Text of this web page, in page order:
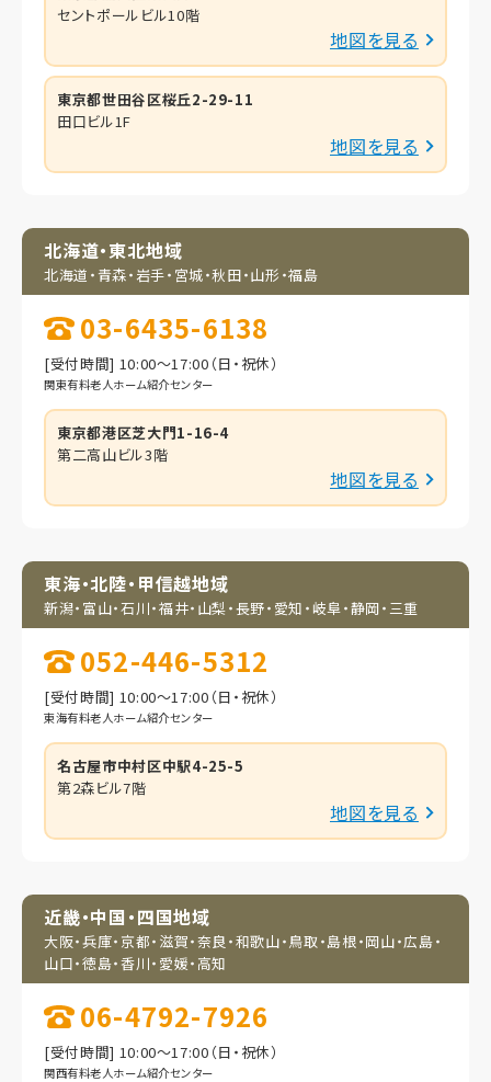
セントポールビル10階
地図を見る
東京都世田谷区桜丘2-29-11
田口ビル1F
地図を見る
北海道・東北地域
北海道・青森・岩手・ 宮城・秋田・山形・福島
03-6435-6138
[受付時間] 10:00～17:00（日・祝休）
関東有料老人ホーム紹介センター
東京都港区芝大門1-16-4
第二高山ビル3階
地図を見る
東海・北陸・甲信越地域
新潟・富山・石川・福井・ 山梨・長野・愛知・岐阜・静岡・三重
052-446-5312
[受付時間] 10:00～17:00（日・祝休）
東海有料老人ホーム紹介センター
名古屋市中村区中駅4-25-5
第2森ビル7階
地図を見る
近畿・中国・四国地域
大阪・兵庫・京都・滋賀・奈良・和歌山・鳥取・島根・岡山・広島・
山口・徳島・香川・愛媛・高知
06-4792-7926
[受付時間] 10:00～17:00（日・祝休）
関西有料老人ホーム紹介センター